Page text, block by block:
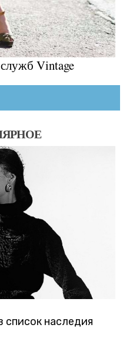
Vintage
список наследия